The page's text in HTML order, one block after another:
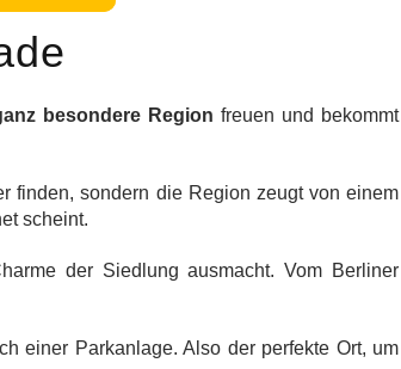
besondere Region freuen und bekommt
finden, sondern die Region zeugt von einem
scheint.
der Siedlung ausmacht. Vom Berliner
einer Parkanlage. Also der perfekte Ort, um